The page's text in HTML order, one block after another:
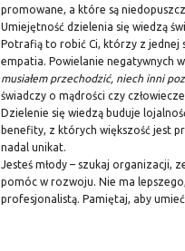
promowane, a które są
Umiejętność dzielenia się wiedzą
Potrafią to robić Ci, którzy z jednej
empatia. Powielanie negatywnych
musiałem przechodzić, niech inni
świadczy o mądrości czy
Dzielenie się wiedzą buduje
benefity, z których większość jest
nadal unikat.
Jesteś młody – szukaj organizacji,
pomóc w rozwoju. Nie ma
profesjonalistą. Pamiętaj, aby